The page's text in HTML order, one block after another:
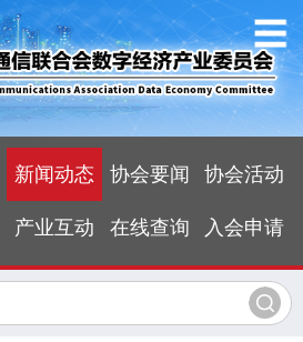
新闻动态 协会要闻 协会活动
产业互动 在线查询 入会申请